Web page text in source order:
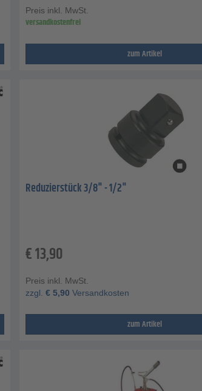
Preis inkl. MwSt.
versandkostenfrei
zum Artikel
Reduzierstück 3/8" - 1/2"
€13,90
Preis inkl. MwSt.
zzgl.€ 5,90 Versandkosten
zum Artikel